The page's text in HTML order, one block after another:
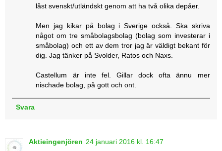
låst svenskt/utländskt genom att ha två olika depåer.
Men jag kikar på bolag i Sverige också. Ska skriva
något om tre småbolagsbolag (bolag som investerar i
småbolag) och ett av dem tror jag är väldigt bekant för
dig. Jag tänker på Svolder, Ratos och Naxs.
Castellum är inte fel. Gillar dock ofta ännu mer
nischade bolag, på gott och ont.
Svara
Aktieingenjören 24 januari 2016 kl. 16:47